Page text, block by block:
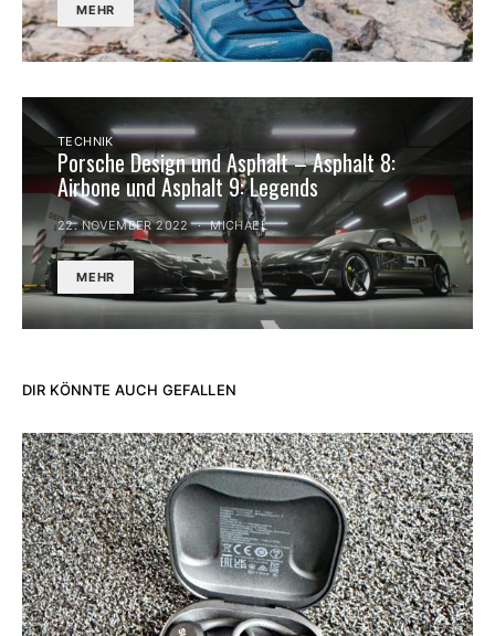
MEHR
TECHNIK
Porsche Design und Asphalt – Asphalt 8:
Airbone und Asphalt 9: Legends
22. NOVEMBER 2022 MICHAEL
MEHR
DIR KÖNNTE AUCH GEFALLEN